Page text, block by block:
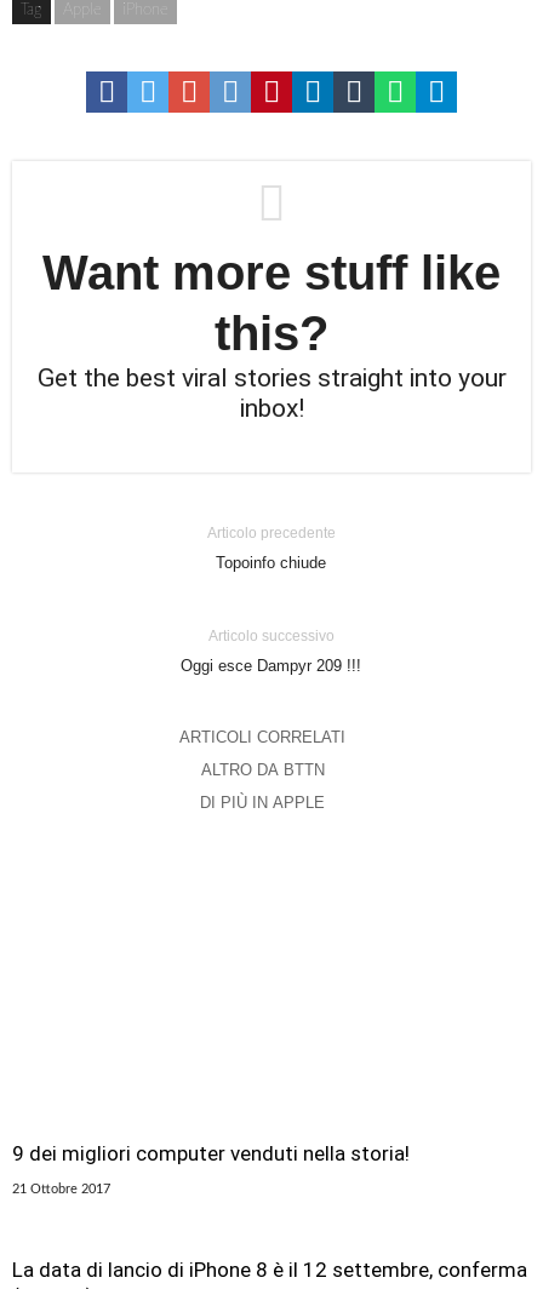
Tag Apple iPhone
Want more stuff like
this?
Get the best viral stories straight into your
inbox!
Articolo precedente
Topoinfo chiude
Articolo successivo
Oggi esce Dampyr 209 !!!
ARTICOLI CORRELATI
ALTRO DA BTTN
DI PIÙ IN APPLE
9 dei migliori computer venduti nella storia!
21 Ottobre 2017
La data di lancio di iPhone 8 è il 12 settembre, conferma